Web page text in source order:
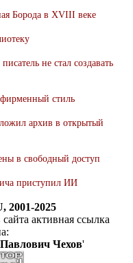
Борода в XVIII веке
не стал создавать
стиль
архив в открытый
в свободный доступ
приступил ИИ
2001-2025
активная ссылка
Чехов'